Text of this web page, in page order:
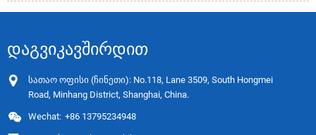
ᲓᲐᲒᲕᲘᲙᲐᲕᲨᲘᲠᲓᲘᲗ
სათაო ოფისი (ჩინეთი): No.118, Lane 3509, South Hongmei
Road, Minhang District, Shanghai, China.
Wechat: +86 13795234948